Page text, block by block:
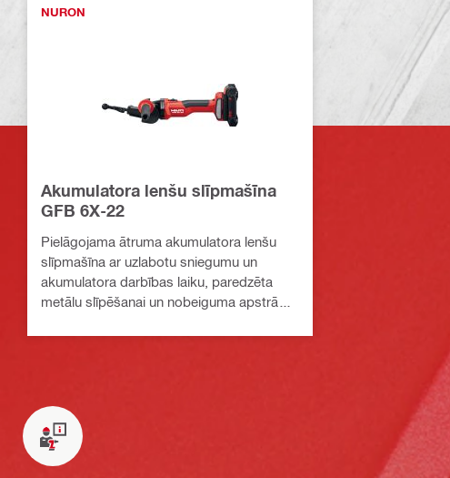
NURON
Akumulatora lenšu slīpmašīna
GFB 6X-22
Pielāgojama ātruma akumulatora lenšu
slīpmašīna ar uzlabotu sniegumu un
akumulatora darbības laiku, paredzēta
metālu slīpēšanai un nobeiguma apstrādei